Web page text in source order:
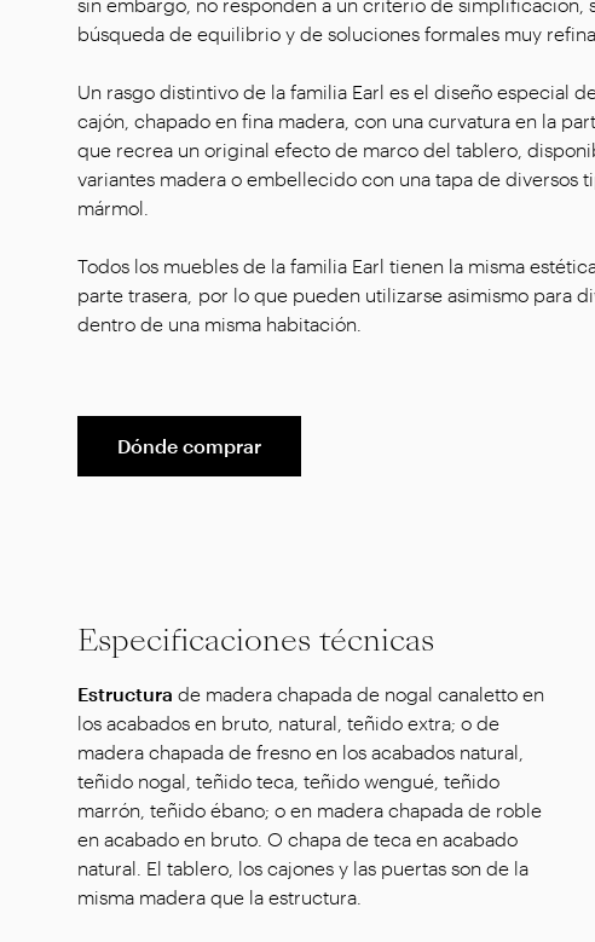
búsqueda de equilibrio y de soluciones formales muy
Un rasgo distintivo de la familia Earl es el diseño especial
cajón, chapado en fina madera, con una curvatura en la
que recrea un original efecto de marco del tablero,
variantes madera o embellecido con una tapa de diversos
mármol.
Todos los muebles de la familia Earl tienen la misma
parte trasera, por lo que pueden utilizarse asimismo para
dentro de una misma habitación.
Dónde comprar
Especificaciones técnicas
Estructura de madera chapada de nogal canaletto en
los acabados en bruto, natural, teñido extra; o de
madera chapada de fresno en los acabados natural,
teñido nogal, teñido teca, teñido wengué, teñido
marrón, teñido ébano; o en madera chapada de roble
en acabado en bruto. O chapa de teca en acabado
natural. El tablero, los cajones y las puertas son de la
misma madera que la estructura.